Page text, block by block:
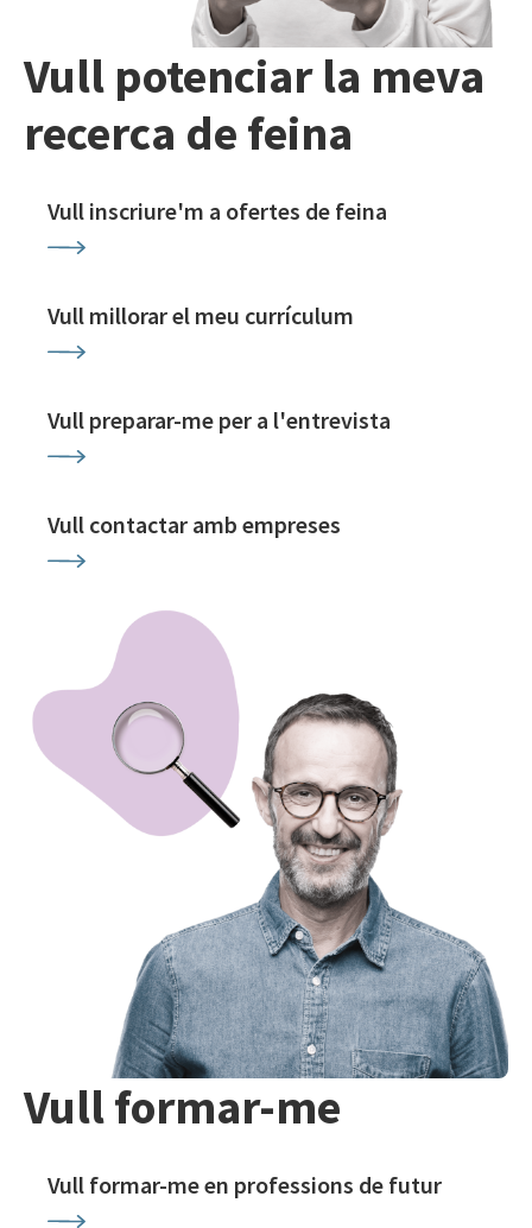
Vull potenciar la meva
recerca de feina
Vull inscriure'm a ofertes de feina
Vull millorar el meu currículum
Vull preparar-me per a l'entrevista
Vull contactar amb empreses
Vull formar-me
Vull formar-me en professions de futur